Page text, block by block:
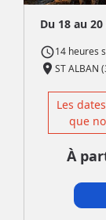
Du 18 au
access_time14 heures
place ST ALBAN
Les
que
À